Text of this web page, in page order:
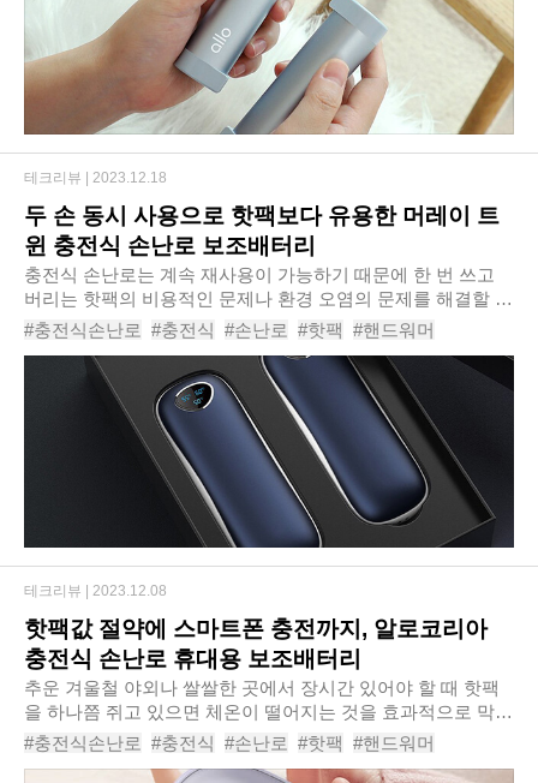
두 손 동시 사용으로 핫팩보다 유용한 머레이 트
윈 충전식 손난로 보조배터리
충전식 손난로는 계속 재사용이 가능하기 때문에 한 번 쓰고
버리는 핫팩의 비용적인 문제나 환경 오염의 문제를 해결할 수
있어서 사용자가 점점 늘고 있다. 하지만 추운 날씨에 손을 따
뜻하게 데우기 위해 쓰는데, 하나로 쓰..
#충전식손난로 #충전식 #손난로 #핫팩 #핸드워머
#전기핫팩 #전기손난로 #전자핫팩 #손난로보조배터리
#머레이트윈손난로보조배터리pair1
테크리뷰 | 2023.12.18
핫팩값 절약에 스마트폰 충전까지, 알로코리아
충전식 손난로 휴대용 보조배터리
추운 겨울철 야외나 쌀쌀한 곳에서 장시간 있어야 할 때 핫팩
을 하나쯤 쥐고 있으면 체온이 떨어지는 것을 효과적으로 막을
수 있다. 하지만 매일같이 같은 상황이 반복된다면 한 번 쓰고
버려야 하는 핫팩 구입 가격도 만만..
#충전식손난로 #충전식 #손난로 #핫팩 #핸드워머
#전기핫팩 #전기손난로 #전자핫팩 #손난로보조배터리
테크리뷰 | 2023.12.08